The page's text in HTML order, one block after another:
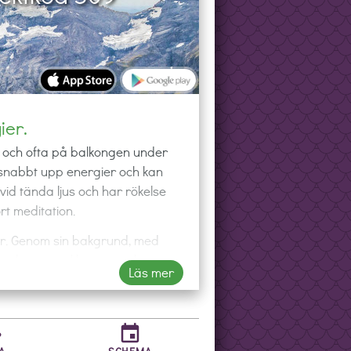
ofta på balkongen under
upp energier och kan
tända ljus och har rökelse
meditation.
Genom sin bakgrund, med
hon utvecklat en stark
nu befinner sig i sin egen
healing och holistisk hälsa,
Läs mer
event